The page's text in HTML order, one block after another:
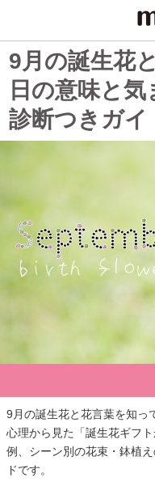
9月の誕生花
日の意味と
診断つきガイ
9月の誕生花と花言葉を知っ
心理から見た「誕生花ギフ
例、シーン別の花束・鉢植
ドです。